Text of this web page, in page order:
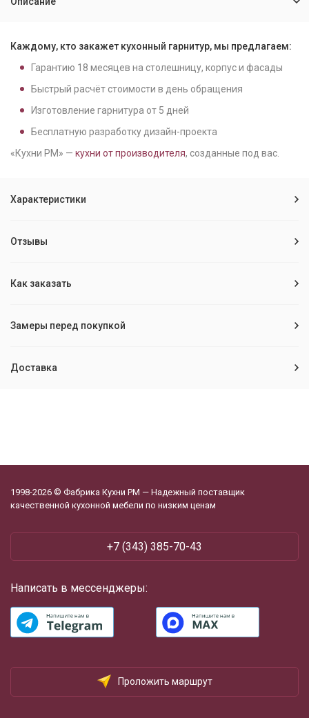
Каждому, кто закажет кухонный гарнитур, мы предлагаем:
Гарантию 18 месяцев на столешницу, корпус и фасады
Быстрый расчёт стоимости в день обращения
Изготовление гарнитура от 5 дней
Бесплатную разработку дизайн-проекта
«Кухни РМ» — кухни от производителя, созданные под вас.
Характеристики
Отзывы
Как заказать
Замеры перед покупкой
Доставка
1998-2026 © Фабрика Кухни РМ — Надежный поставщик
качественной кухонной мебели по низким ценам
+7 (343) 385-70-43
Написать в мессенджеры:
Проложить маршрут